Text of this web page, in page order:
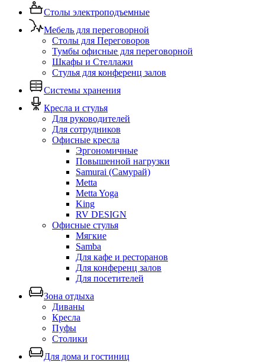
Столы электроподъемные
Мебель для переговорной
Столы для Переговоров
Тумбы офисные для переговорной
Шкафы и Стеллажи
Стулья для конференц залов
Системы хранения
Кресла и стулья
Для руководителей
Для сотрудников
Офисные кресла
Эргономичные
Повышенной нагрузки
Samurai (Самурай)
Metta
Metta Yoga
King
RV DESIGN
Офисные стулья
Мягкие
Samba
Для кафе и ресторанов
Для конференц залов
Для посетителей
Зона отдыха
Диваны
Кресла
Пуфы
Столики
Для дома и гостиниц